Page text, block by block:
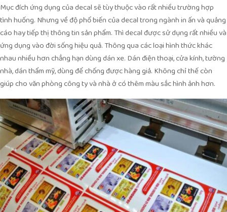
Mục đích ứng dụng của decal sẽ tùy thuộc vào rất nhiều trường hợp
tình huống. Nhưng về độ phổ biến của decal trong ngành in ấn và quảng
cáo hay tiếp thị thông tin sản phẩm. Thì decal được sử dụng rất nhiều và
ứng dụng vào đời sống hiệu quả. Thông qua các loại hình thức khác
nhau nhiều hơn chẳng hạn dùng dán xe. Dán điện thoại, cửa kính, tường
nhà, dán thẩm mỹ, dùng để chống được hàng giả. Không chỉ thế còn
giúp cho văn phòng công ty và nhà ở có thêm màu sắc hình ảnh hơn.